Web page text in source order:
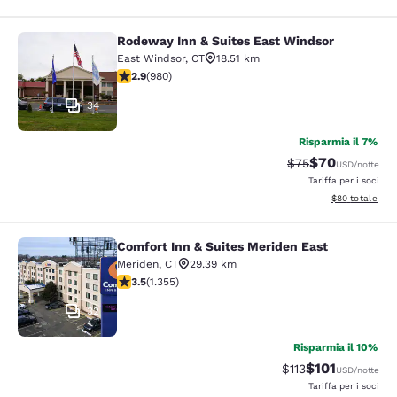
Rodeway Inn & Suites East Windsor
34
Rodeway Inn & Suites East Windsor
East Windsor, CT
18.51 km
Valutazione di 2.89 stelle. Discreto. 980 recensioni
2.9(980)
Risparmia il 7%
Tariffa di
$75Tariffa
$70USD/notte
Tariffa per i soci
Visualizza i
$80 totale
Comfort Inn & Suites Meriden East
32
Comfort Inn & Suites Meriden East
Meriden, CT
29.39 km
Valutazione di 3.52 stelle. Buono. 1355 recensioni
3.5(1.355)
Risparmia il 10%
Tariffa di
$113Tariffa
$101USD/notte
Tariffa per i soci